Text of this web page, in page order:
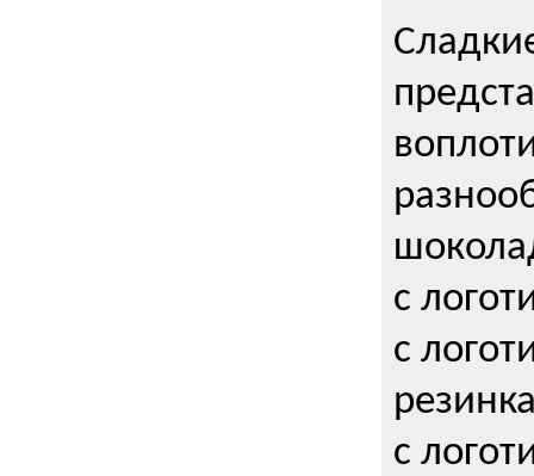
с
с
с